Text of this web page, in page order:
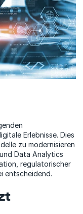
Erlebnisse. Dies
zu modernisieren
Data Analytics
regulatorischer
entscheidend.